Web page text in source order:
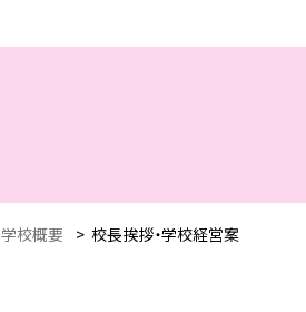
学校概要 > 校長挨拶・学校経営案